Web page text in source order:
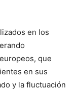
en los
que
en sus
y la fluctuación